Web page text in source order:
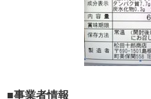
■事業者情報